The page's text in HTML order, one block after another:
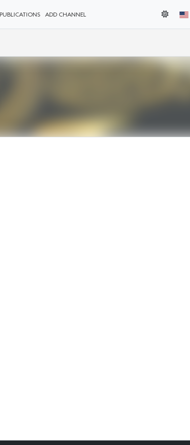
PUBLICATIONS ADD CHANNEL